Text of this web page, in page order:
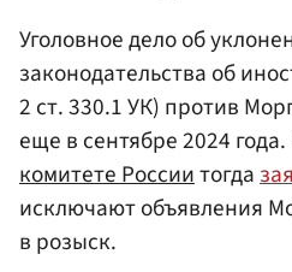
Уголовное дело об
законодательства об
2 ст. 330.1 УК) против
еще в сентябре 2024
комитете Россиитогда
исключают объявления
в розыск.